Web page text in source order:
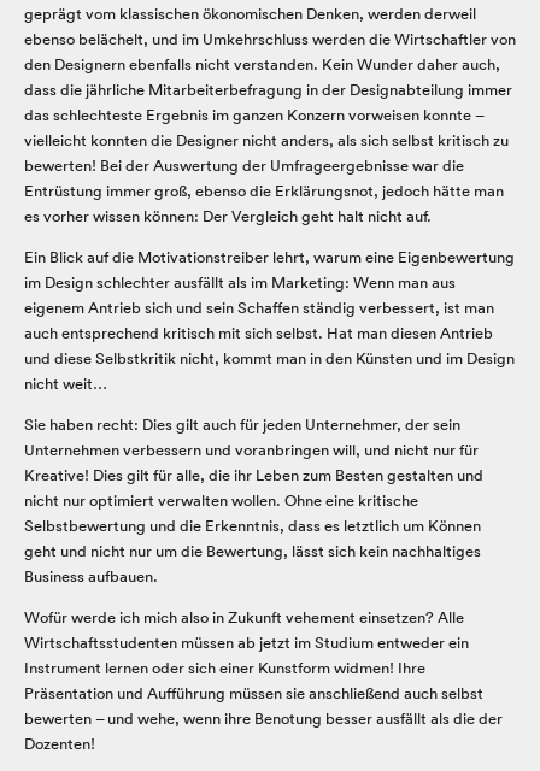
geprägt vom klassischen ökonomischen Denken, werden derweil
ebenso belächelt, und im Umkehrschluss werden die Wirtschaftler von
den Designern ebenfalls nicht verstanden. Kein Wunder daher auch,
dass die jährliche Mitarbeiterbefragung in der Designabteilung immer
das schlechteste Ergebnis im ganzen Konzern vorweisen konnte –
vielleicht konnten die Designer nicht anders, als sich selbst kritisch zu
bewerten! Bei der Auswertung der Umfrageergebnisse war die
Entrüstung immer groß, ebenso die Erklärungsnot, jedoch hätte man
es vorher wissen können: Der Vergleich geht halt nicht auf.
Ein Blick auf die Motivationstreiber lehrt, warum eine Eigenbewertung
im Design schlechter ausfällt als im Marketing: Wenn man aus
eigenem Antrieb sich und sein Schaffen ständig verbessert, ist man
auch entsprechend kritisch mit sich selbst. Hat man diesen Antrieb
und diese Selbstkritik nicht, kommt man in den Künsten und im Design
nicht weit…
Sie haben recht: Dies gilt auch für jeden Unternehmer, der sein
Unternehmen verbessern und voranbringen will, und nicht nur für
Kreative! Dies gilt für alle, die ihr Leben zum Besten gestalten und
nicht nur optimiert verwalten wollen. Ohne eine kritische
Selbstbewertung und die Erkenntnis, dass es letztlich um Können
geht und nicht nur um die Bewertung, lässt sich kein nachhaltiges
Business aufbauen.
Wofür werde ich mich also in Zukunft vehement einsetzen? Alle
Wirtschaftsstudenten müssen ab jetzt im Studium entweder ein
Instrument lernen oder sich einer Kunstform widmen! Ihre
Präsentation und Aufführung müssen sie anschließend auch selbst
bewerten – und wehe, wenn ihre Benotung besser ausfällt als die der
Dozenten!